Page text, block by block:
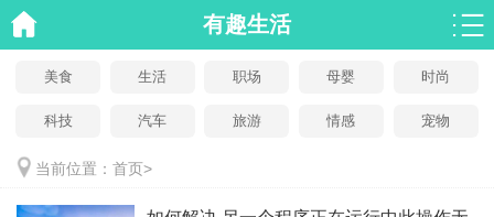
有趣生活
美食 生活 职场 母婴 时尚
科技 汽车 旅游 情感 宠物
当前位置： 首页>